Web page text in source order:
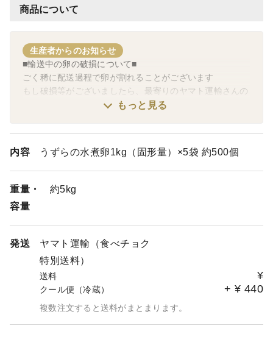
商品について
生産者からのお知らせ
■輸送中の卵の破損について■
ごく稀に配送過程で卵が割れることがございます
もし破損等がございましたら、最寄りのヤマト運輸さんの
営業所に「破損があるので代品をお願いしたい」旨ご連絡
破損した卵は捨てたり、食べたりせず、ヤマトのドライ
バーさんが回収に伺いますので、それまで一時的に割れた
卵と入っていた箱は保管しておいて下さい。
ヤマト運輸さんからこちらに連絡が入り、代品をお送りす
また、ヒビなどの場合には、そちらから優先的にお召し上
がり頂いたり、火を通すなどしてお召し上がり頂けば特に
品質上では問題なくいただけます。ヒビ等気になる場合に
も、上記のようにヤマトさんにその旨お伝えください。
もっと見る
内容 うずらの水煮卵1kg（固形量）×5袋 約500個
重量・
容量
約5kg
発送
ヤマト運輸（食べチョク
特別送料）
送料 ¥
クール便（冷蔵） + ¥ 440
複数注文すると送料がまとまります。